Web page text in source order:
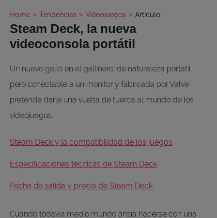
Home > Tendencias > Videojuegos > Artículo
Steam Deck, la nueva
videoconsola portátil
Un nuevo gallo en el gallinero, de naturaleza portátil
pero conectable a un monitor y fabricada por Valve
pretende darle una vuelta de tuerca al mundo de los
videojuegos.
Steam Deck y la compatibilidad de los juegos
Especificaciones técnicas de Steam Deck
Fecha de salida y precio de Steam Deck
Cuando todavía medio mundo ansía hacerse con una